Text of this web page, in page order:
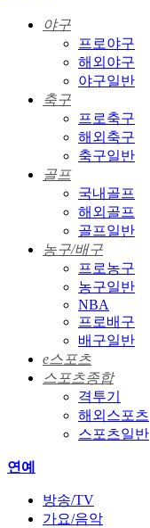
야구
프로야구
해외야구
야구일반
축구
프로축구
해외축구
축구일반
골프
국내골프
해외골프
골프일반
농구/배구
프로농구
농구일반
NBA
프로배구
배구일반
e스포츠
스포츠종합
격투기
해외스포츠
스포츠일반
연예
방송/TV
가요/음악